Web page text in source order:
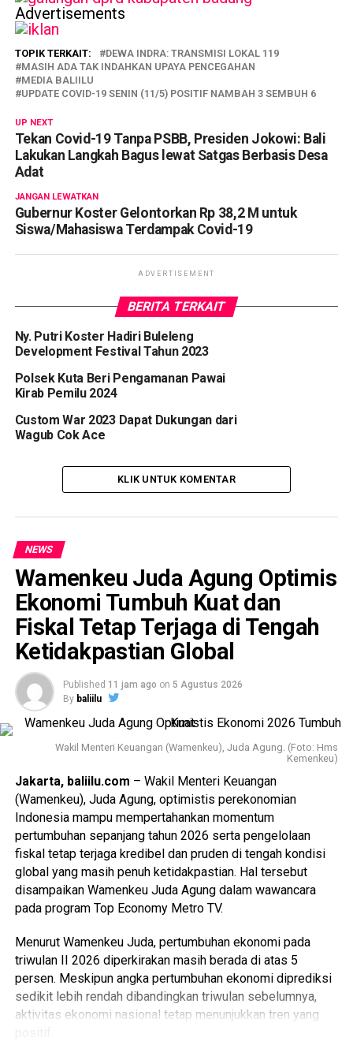
Advertisements
TOPIK TERKAIT:
DEWA INDRA: TRANSMISI LOKAL 119
MASIH ADA TAK INDAHKAN UPAYA PENCEGAHAN
MEDIA BALIILU
UPDATE COVID-19 SENIN (11/5) POSITIF NAMBAH 3 SEMBUH 6
UP NEXT
Tekan Covid-19 Tanpa PSBB, Presiden Jokowi: Bali
Lakukan Langkah Bagus lewat Satgas Berbasis Desa
Adat
JANGAN LEWATKAN
Gubernur Koster Gelontorkan Rp 38,2 M untuk
Siswa/Mahasiswa Terdampak Covid-19
ADVERTISEMENT
BERITA TERKAIT
Ny. Putri Koster Hadiri Buleleng
Development Festival Tahun 2023
Polsek Kuta Beri Pengamanan Pawai
Kirab Pemilu 2024
Custom War 2023 Dapat Dukungan dari
Wagub Cok Ace
KLIK UNTUK KOMENTAR
NEWS
Wamenkeu Juda Agung Optimis
Ekonomi Tumbuh Kuat dan
Fiskal Tetap Terjaga di Tengah
Ketidakpastian Global
Published 11 jam ago on 5 Agustus 2026
By baliilu
Wakil Menteri Keuangan (Wamenkeu), Juda Agung. (Foto: Hms
Kemenkeu)
Jakarta, baliilu.com – Wakil Menteri Keuangan
(Wamenkeu), Juda Agung, optimistis perekonomian
Indonesia mampu mempertahankan momentum
pertumbuhan sepanjang tahun 2026 serta pengelolaan
fiskal tetap terjaga kredibel dan pruden di tengah kondisi
global yang masih penuh ketidakpastian. Hal tersebut
disampaikan Wamenkeu Juda Agung dalam wawancara
pada program Top Economy Metro TV.
Menurut Wamenkeu Juda, pertumbuhan ekonomi pada
triwulan II 2026 diperkirakan masih berada di atas 5
persen. Meskipun angka pertumbuhan ekonomi diprediksi
sedikit lebih rendah dibandingkan triwulan sebelumnya,
aktivitas ekonomi nasional tetap menunjukkan tren yang